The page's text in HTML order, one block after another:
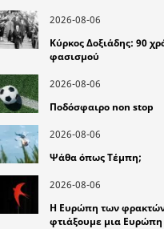
2026-08-06
Κύρκος Δοξιάδης: 90
φασισμού
2026-08-06
Ποδόσφαιρο non stop
2026-08-06
Ψάθα όπως Τέμπη;
2026-08-06
Η Ευρώπη των
φτιάξουμε μια Ευρώπη